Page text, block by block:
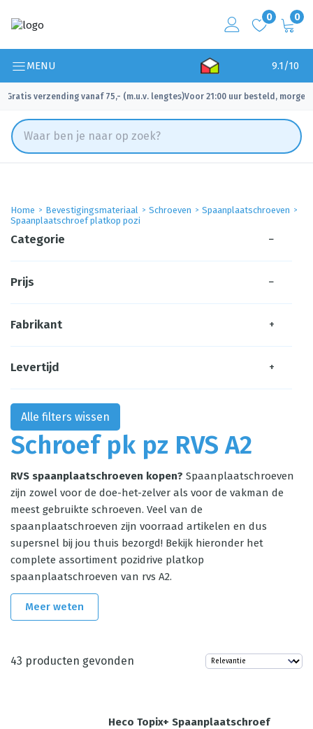
0 0
MENU 9.1/10
Gratis verzending vanaf 75,- (m.u.v. lengtes)
✓ Voor 21:00 uur besteld, morgen
Home Bevestigingsmateriaal Schroeven
Spaanplaatschroeven
Spaanplaatschroef platkop pozi
Schroef pk pz RVS A2
RVS spaanplaatschroeven kopen? Spaanplaatschroeven
zijn zowel voor de doe-het-zelver als voor de vakman de
meest gebruikte schroeven. Veel van de
spaanplaatschroeven zijn voorraad artikelen en dus
supersnel bij jou thuis bezorgd! Bekijk hieronder het
complete assortiment pozidrive platkop
spaanplaatschroeven van rvs A2.
Meer weten
43 producten gevonden
Heco Topix+ Spaanplaatschroef
Categorie −
Prijs −
Fabrikant +
Levertijd +
Alle filters wissen